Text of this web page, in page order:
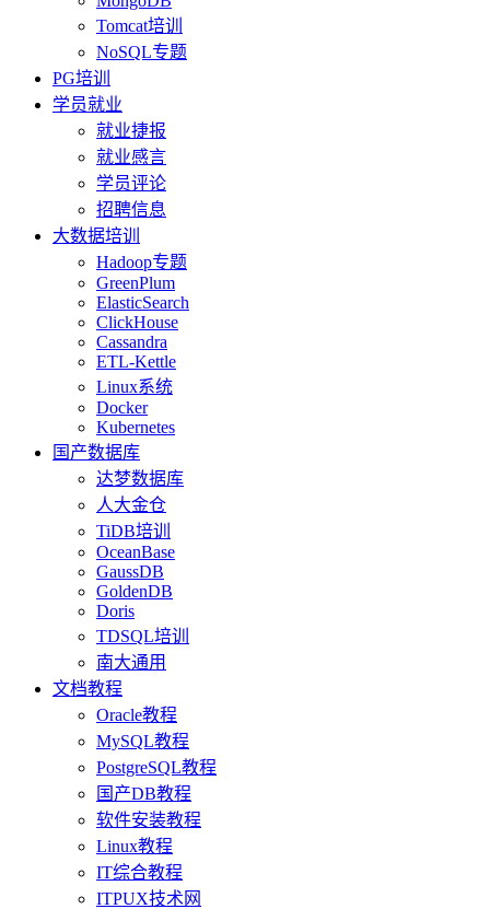
Tomcat培训
NoSQL专题
PG培训
学员就业
就业捷报
就业感言
学员评论
招聘信息
大数据培训
Hadoop专题
GreenPlum
ElasticSearch
ClickHouse
Cassandra
ETL-Kettle
Linux系统
Docker
Kubernetes
国产数据库
达梦数据库
人大金仓
TiDB培训
OceanBase
GaussDB
GoldenDB
Doris
TDSQL培训
南大通用
文档教程
Oracle教程
MySQL教程
PostgreSQL教程
国产DB教程
软件安装教程
Linux教程
IT综合教程
ITPUX技术网